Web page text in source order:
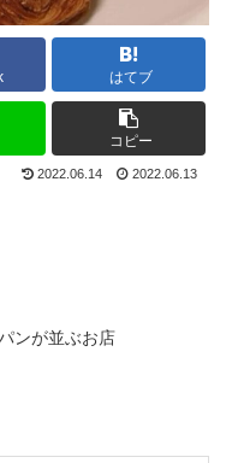
はてブ
コピー
2022.06.14 2022.06.13
ンが並ぶお店